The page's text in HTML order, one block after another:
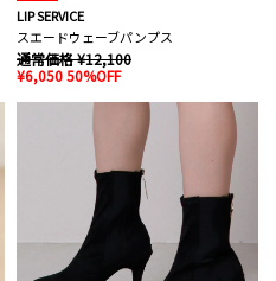
LIP SERVICE
スエードウェーブパンプス
通常価格 ¥12,100
¥6,050 50%OFF